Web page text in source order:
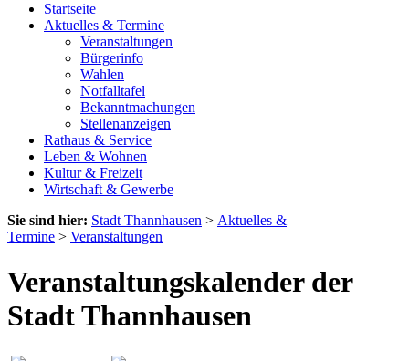
Startseite
Aktuelles & Termine
Veranstaltungen
Bürgerinfo
Wahlen
Notfalltafel
Bekanntmachungen
Stellenanzeigen
Rathaus & Service
Leben & Wohnen
Kultur & Freizeit
Wirtschaft & Gewerbe
Sie sind hier: Stadt Thannhausen > Aktuelles &
Termine > Veranstaltungen
Veranstaltungskalender der
Stadt Thannhausen